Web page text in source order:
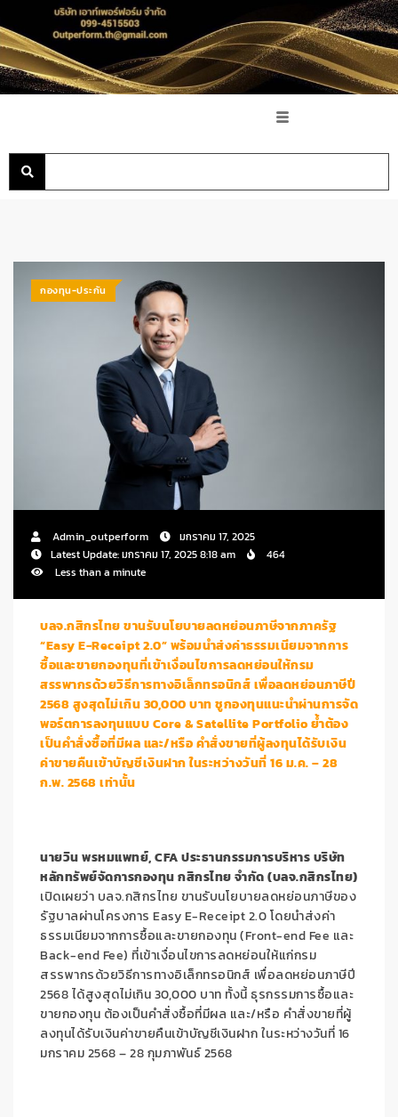
กองทุน-ประกัน
Admin_outperform
มกราคม 17, 2025
Latest Update: มกราคม 17, 2025 8:18 am
464
Less than a minute
บลจ.กสิกรไทย ขานรับนโยบายลดหย่อนภาษีจากภาครัฐ
“Easy E-Receipt 2.0” พร้อมนำส่งค่าธรรมเนียมจากการ
ซื้อและขายกองทุนที่เข้าเงื่อนไขการลดหย่อนให้กรม
สรรพากรด้วยวิธีการทางอิเล็กทรอนิกส์ เพื่อลดหย่อนภาษีปี
2568 สูงสุดไม่เกิน 30,000 บาท ชูกองทุนแนะนำผ่านการจัด
พอร์ตการลงทุนแบบ Core & Satellite Portfolio ย้ำต้อง
เป็นคำสั่งซื้อที่มีผล และ/หรือ คำสั่งขายที่ผู้ลงทุนได้รับเงิน
ค่าขายคืนเข้าบัญชีเงินฝาก ในระหว่างวันที่ 16 ม.ค. – 28
ก.พ. 2568 เท่านั้น
นายวิน พรหมแพทย์, CFA ประธานกรรมการบริหาร บริษัท
หลักทรัพย์จัดการกองทุน กสิกรไทย จำกัด (บลจ.กสิกรไทย)
เปิดเผยว่า บลจ.กสิกรไทย ขานรับนโยบายลดหย่อนภาษีของ
รัฐบาลผ่านโครงการ Easy E-Receipt 2.0 โดยนำส่งค่า
ธรรมเนียมจากการซื้อและขายกองทุน (Front-end Fee และ
Back-end Fee) ที่เข้าเงื่อนไขการลดหย่อนให้แก่กรม
สรรพากรด้วยวิธีการทางอิเล็กทรอนิกส์ เพื่อลดหย่อนภาษีปี
2568 ได้สูงสุดไม่เกิน 30,000 บาท ทั้งนี้ ธุรกรรมการซื้อและ
ขายกองทุน ต้องเป็นคำสั่งซื้อที่มีผล และ/หรือ คำสั่งขายที่ผู้
ลงทุนได้รับเงินค่าขายคืนเข้าบัญชีเงินฝาก ในระหว่างวันที่ 16
มกราคม 2568 – 28 กุมภาพันธ์ 2568